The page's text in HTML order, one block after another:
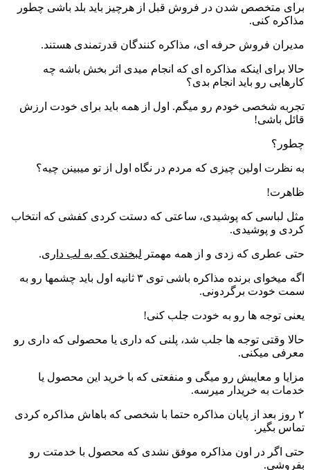
برای متخصص شدن در فروش قبل از هرچیز باید بلد باشی چطور
مذاکره کنی.
مدیران فروش حرفه ای، مذاکره کنندگان قدرتمندی هستند.
حالا برای اینکه مذاکره ای که انجام میدی اثر بخش باشه چه
کارهایی رو باید انجام بدی؟
تجربه شخصی خودم رو میگم. اول از همه باید برای خودت ارزش
قائل باشی!
چطور؟
به نظرت اولین چیزی که مردم در نگاه اول از تو میبینن چیه؟
ظاهرت!
مثل لباسی که پوشیدی، ساعتی که دستت کردی کفشی که انتخاب
کردی و پوشیدی.
حتی عطری که زدی و از همه مهمتر لبخندی که به لب داری.
اگه میخوای برنده مذاکره باشی توی ۳ ثانیه اول باید چشمها رو به
سمت خودت برگردونی.
یعنی توجه ها رو به خودت جلب کنی!
حالا وقتی توجه ها جلب شد، پلنی که داری یا محصولی که داری رو
معرفی میکنی.
مزایا و معایبش رو میگی و منفعتی که با خرید این محصول یا
خدمات به خریدار میرسه.
۲ روز بعد از پایان مذاکره حتما با شخصی که باهاش مذاکره کردی
تماس بگیر.
حتی اگر در اون مذاکره موفق نشدی که محصول با خدمتت رو
بفروشی.